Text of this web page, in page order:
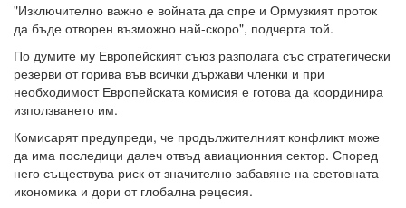
"Изключително важно е войната да спре и Ормузкият проток
да бъде отворен възможно най-скоро", подчерта той.
По думите му Европейският съюз разполага със стратегически
резерви от горива във всички държави членки и при
необходимост Европейската комисия е готова да координира
използването им.
Комисарят предупреди, че продължителният конфликт може
да има последици далеч отвъд авиационния сектор. Според
него съществува риск от значително забавяне на световната
икономика и дори от глобална рецесия.